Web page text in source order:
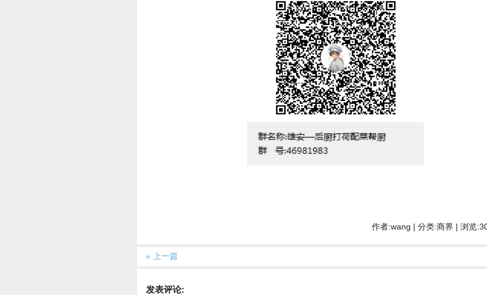
作者:wang | 分类:商界 | 浏览
« 上一篇
发表评论: